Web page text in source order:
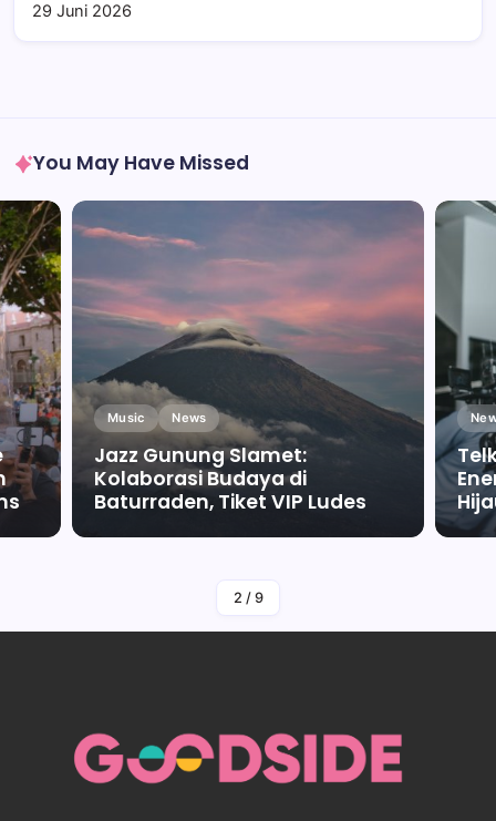
29 Juni 2026
You May Have Missed
Music News
Jazz Gunung Slamet:
Kolaborasi Budaya di
Baturraden, Tiket VIP Ludes
By Falah Malaika Az Zahra
2 / 9